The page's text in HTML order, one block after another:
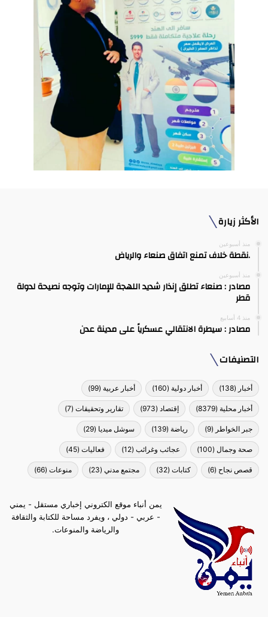
الأكثر زيارة
منذ أسبوعين
.نقطة خلاف تمنع اتفاق صنعاء والرياض
منذ أسبوعين
مصادر : صنعاء تطلق إنذار شديد اللهجة للإمارات وتوجه نصيحة لدولة
قطر
منذ 4 أسابيع
مصادر : سيطرة الانتقالي عسكرياً على مدينة عدن
التصنيفات
أخبار (138) أخبار دولية (160) أخبار عربية (99)
أخبار محلية (8379) إقتصاد (973) تقارير وتحقيقات (7)
جبر الخواطر (9) رياضة (139) سوشل ميديا (29)
صحة وجمال (100) عجائب وغرائب (12) فعاليات (45)
قصص نجاح (6) كتابات (32) مجتمع مدني (23) منوعات (66)
يمن أنباء موقع الكتروني إخباري مستقل - يمني
- عربي - دولي ، ويفرد مساحة للكتابة والثقافة
والرياضة والمنوعات.